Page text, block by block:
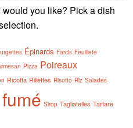
you like? Pick a dish
Épinards Farcis Feuilleté
Pizza Poireaux
Ricotta Rillettes Risotto Riz Salades
Sirop Tagliatelles Tartare